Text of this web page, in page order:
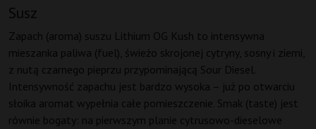
Susz
Zapach (aroma) suszu Lithium OG Kush to intensywna
mieszanka paliwa (fuel), świeżo skrojonej cytryny, sosny i ziemi,
z nutą czarnego pieprzu przypominającą Sour Diesel.
Intensywność zapachu jest bardzo wysoka – już po otwarciu
słoika aromat wypełnia całe pomieszczenie. Smak (taste) jest
równie bogaty: na pierwszym planie cytrusowo-dieselowe